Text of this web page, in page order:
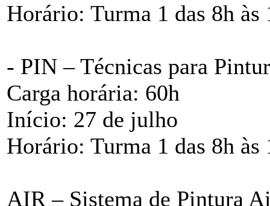
Horário: Turma 1 das 8h às
- PIN – Técnicas para
Carga horária: 60h
Início: 27 de julho
Horário: Turma 1 das 8h às
AIR – Sistema de Pintura